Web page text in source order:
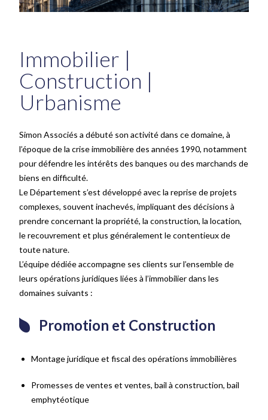
Immobilier |
Construction |
Urbanisme
Simon Associés a débuté son activité dans ce domaine, à
l’époque de la crise immobilière des années 1990, notamment
pour défendre les intérêts des banques ou des marchands de
biens en difficulté.
Le Département s’est développé avec la reprise de projets
complexes, souvent inachevés, impliquant des décisions à
prendre concernant la propriété, la construction, la location,
le recouvrement et plus généralement le contentieux de
toute nature.
L’équipe dédiée accompagne ses clients sur l’ensemble de
leurs opérations juridiques liées à l’immobilier dans les
domaines suivants :
Promotion et Construction
Montage juridique et fiscal des opérations immobilières
Promesses de ventes et ventes, bail à construction, bail
emphytéotique